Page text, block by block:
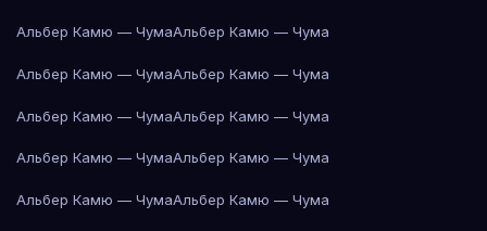
Альбер Камю — ЧумаАльбер Камю — Чума
Альбер Камю — ЧумаАльбер Камю — Чума
Альбер Камю — ЧумаАльбер Камю — Чума
Альбер Камю — ЧумаАльбер Камю — Чума
Альбер Камю — ЧумаАльбер Камю — Чума